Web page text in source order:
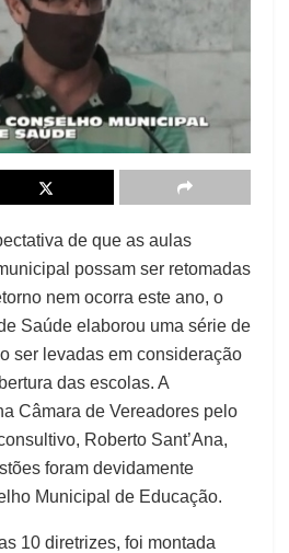
de que as aulas
possam ser retomadas
nem ocorra este ano, o
Saúde elaborou uma série de
ser levadas em consideração
das escolas. A
Câmara de Vereadores pelo
Roberto Sant’Ana,
foram devidamente
Municipal de Educação.
10 diretrizes, foi montada